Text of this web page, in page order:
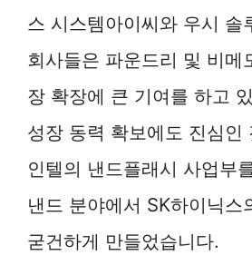
스 시스템아이씨와 우시 솔
회사들은 파운드리 및 비메
장 확장에 큰 기여를 하고
성장 동력 확보에도 진심인
인텔의 낸드플래시 사업부
낸드 분야에서 SK하이닉스
굳건하게 만들었습니다.